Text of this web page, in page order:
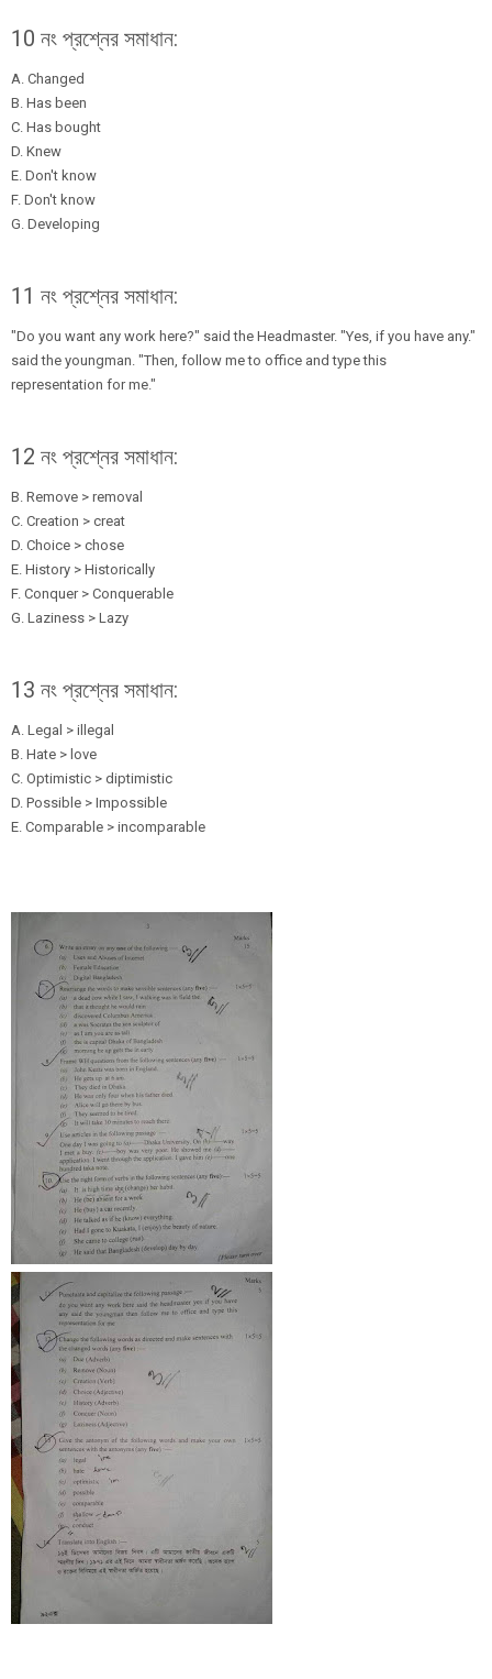
10 নং প্রশ্নের সমাধান:
A. Changed
B. Has been
C. Has bought
D. Knew
E. Don't know
F. Don't know
G. Developing
11 নং প্রশ্নের সমাধান:
"Do you want any work here?" said the Headmaster. "Yes, if you have any."
said the youngman. "Then, follow me to office and type this
representation for me."
12 নং প্রশ্নের সমাধান:
B. Remove > removal
C. Creation > creat
D. Choice > chose
E. History > Historically
F. Conquer > Conquerable
G. Laziness > Lazy
13 নং প্রশ্নের সমাধান:
A. Legal > illegal
B. Hate > love
C. Optimistic > diptimistic
D. Possible > Impossible
E. Comparable > incomparable